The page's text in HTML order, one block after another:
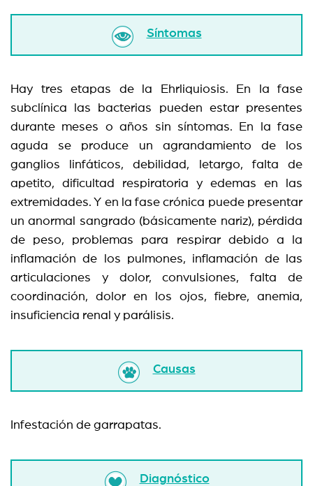
Síntomas
Hay tres etapas de la Ehrliquiosis. En la fase
subclínica las bacterias pueden estar presentes
durante meses o años sin síntomas. En la fase
aguda se produce un agrandamiento de los
ganglios linfáticos, debilidad, letargo, falta de
apetito, dificultad respiratoria y edemas en las
extremidades. Y en la fase crónica puede presentar
un anormal sangrado (básicamente nariz), pérdida
de peso, problemas para respirar debido a la
inflamación de los pulmones, inflamación de las
articulaciones y dolor, convulsiones, falta de
coordinación, dolor en los ojos, fiebre, anemia,
insuficiencia renal y parálisis.
Causas
Infestación de garrapatas.
Diagnóstico